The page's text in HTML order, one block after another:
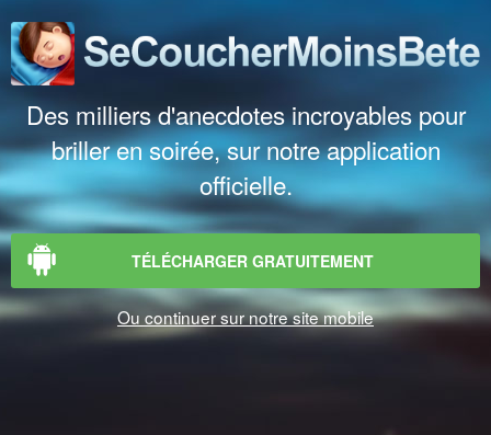
Des milliers d'anecdotes incroyables pour
briller en soirée, sur notre application
officielle.
TÉLÉCHARGER GRATUITEMENT
Ou continuer sur notre site mobile